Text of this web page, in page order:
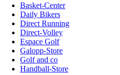
Basket-Center
Daily Bikers
Direct Running
Direct-Volley
Espace Golf
Galopp-Store
Golf and co
Handball-Store